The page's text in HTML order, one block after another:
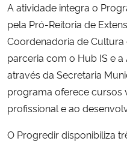
Planalto
A atividade integra o
pela Pró-Reitoria de
Coordenadoria de Cultura
parceria com o Hub IS e
através da Secretaria
programa oferece cursos
profissional e ao
O Progredir disponibiliza